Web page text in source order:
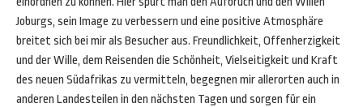
Joburgs, sein Image zu verbessern und eine positive Atmosphäre
breitet sich bei mir als Besucher aus. Freundlichkeit, Offenherzigkeit
und der Wille, dem Reisenden die Schönheit, Vielseitigkeit und Kraft
des neuen Südafrikas zu vermitteln, begegnen mir allerorten auch in
anderen Landesteilen in den nächsten Tagen und sorgen für ein